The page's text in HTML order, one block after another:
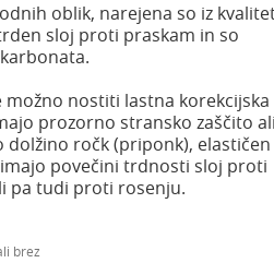
oblik, narejena so iz
sloj proti praskam in so
nostiti lastna korekcijska
prozorno stransko zaščito ali
dolžino ročk (priponk), elastičen
povečini trdnosti sloj proti
pa tudi proti rosenju.
brez